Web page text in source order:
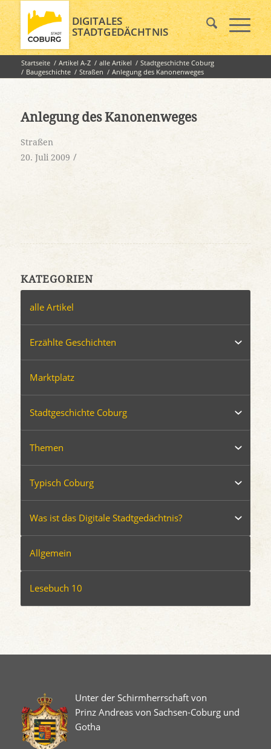
DIGITALES
STADTGEDÄCHTNIS
Startseite / Artikel A-Z / alle Artikel / Stadtgeschichte Coburg
/ Baugeschichte / Straßen / Anlegung des Kanonenweges
Anlegung des Kanonenweges
Straßen
20. Juli 2009 /
KATEGORIEN
alle Artikel
Erzählte Geschichten
Marktplatz
Stadtgeschichte Coburg
Themen
Typisch Coburg
Was ist das Digitale Stadtgedächtnis?
Allgemein
Lesebuch 10
Unter der Schirmherrschaft von
Prinz Andreas von Sachsen-Coburg und
Gotha